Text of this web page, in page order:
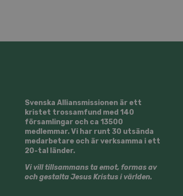
Svenska Alliansmissionen är ett
kristet trossamfund med 140
församlingar och ca 13500
medlemmar. Vi har runt 30 utsända
medarbetare och är verksamma i ett
20-tal länder.
Vi vill tillsammans ta emot, formas av
och gestalta Jesus Kristus i världen.